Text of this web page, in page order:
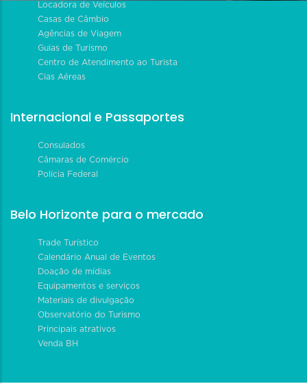
Locadora de Veículos
Casas de Câmbio
Agências de Viagem
Guias de Turismo
Centro de Atendimento ao Turista
Cias Aéreas
Internacional e Passaportes
Consulados
Câmaras de Comércio
Polícia Federal
Belo Horizonte para o mercado
Trade Turístico
Calendário Anual de Eventos
Doação de mídias
Equipamentos e serviços
Materiais de divulgação
Observatório do Turismo
Principais atrativos
Venda BH